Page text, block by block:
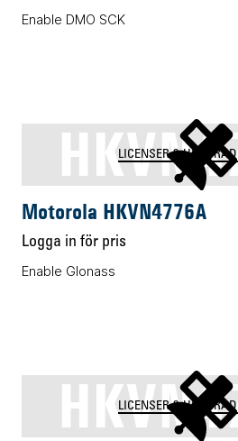
Enable DMO SCK
LICENSER &
Motorola HKVN4776A
Logga in för pris
Enable Glonass
LICENSER &